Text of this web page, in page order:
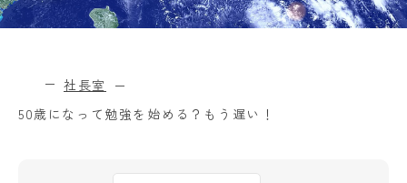
社長室
50歳になって勉強を始める？もう遅い！